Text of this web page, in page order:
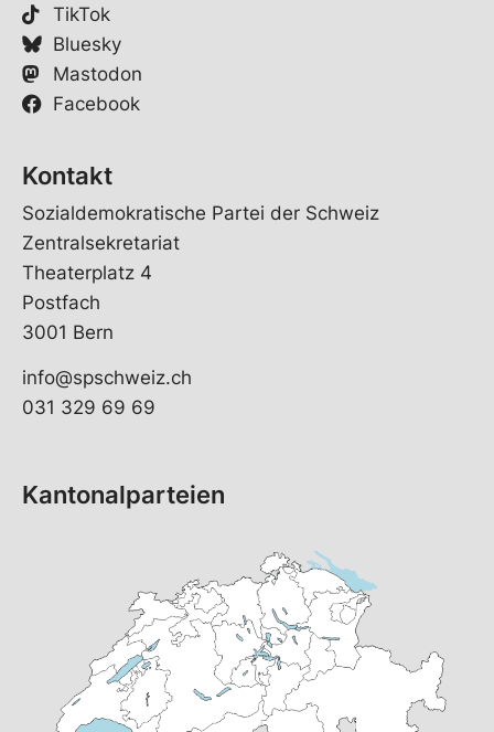
TikTok
Bluesky
Mastodon
Facebook
Kontakt
Sozialdemokratische Partei der Schweiz
Zentralsekretariat
Theaterplatz 4
Postfach
3001 Bern
info@spschweiz.ch
031 329 69 69
Kantonalparteien